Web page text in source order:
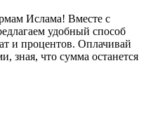
Ислама! Вместе с
удобный способ
и процентов. Оплачивай
зная, что сумма останется